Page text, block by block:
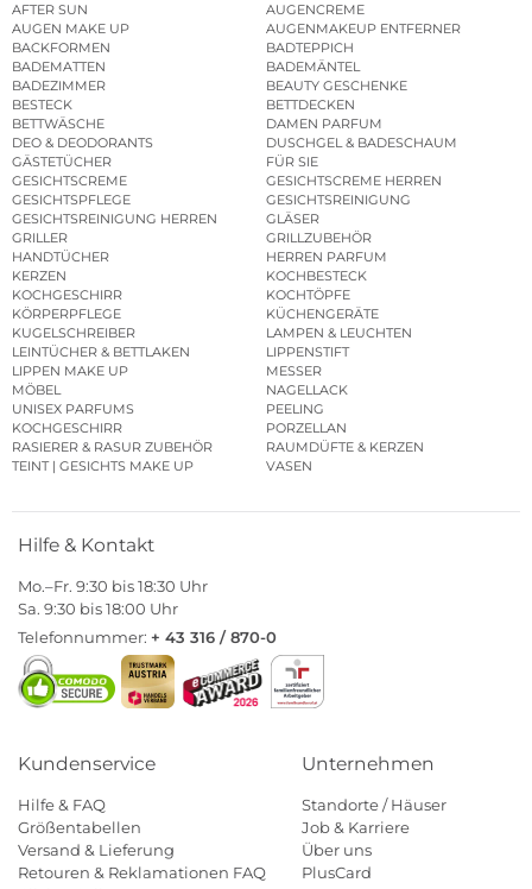
AFTER SUN
AUGENCREME
AUGEN MAKE UP
AUGENMAKEUP ENTFERNER
BACKFORMEN
BADTEPPICH
BADEMATTEN
BADEMÄNTEL
BADEZIMMER
BEAUTY GESCHENKE
BESTECK
BETTDECKEN
BETTWÄSCHE
DAMEN PARFUM
DEO & DEODORANTS
DUSCHGEL & BADESCHAUM
GÄSTETÜCHER
FÜR SIE
GESICHTSCREME
GESICHTSCREME HERREN
GESICHTSPFLEGE
GESICHTSREINIGUNG
GESICHTSREINIGUNG HERREN
GLÄSER
GRILLER
GRILLZUBEHÖR
HANDTÜCHER
HERREN PARFUM
KERZEN
KOCHBESTECK
KOCHGESCHIRR
KOCHTÖPFE
KÖRPERPFLEGE
KÜCHENGERÄTE
KUGELSCHREIBER
LAMPEN & LEUCHTEN
LEINTÜCHER & BETTLAKEN
LIPPENSTIFT
LIPPEN MAKE UP
MESSER
MÖBEL
NAGELLACK
UNISEX PARFUMS
PEELING
KOCHGESCHIRR
PORZELLAN
RASIERER & RASUR ZUBEHÖR
RAUMDÜFTE & KERZEN
TEINT | GESICHTS MAKE UP
VASEN
Hilfe & Kontakt
Mo.–Fr. 9:30 bis 18:30 Uhr
Sa. 9:30 bis 18:00 Uhr
Telefonnummer: + 43 316 / 870-0
Kundenservice
Hilfe & FAQ
Größentabellen
Versand & Lieferung
Retouren & Reklamationen FAQ
Unternehmen
Standorte / Häuser
Job & Karriere
Über uns
PlusCard